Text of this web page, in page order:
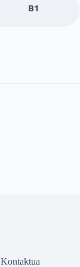
B1
Kontaktua